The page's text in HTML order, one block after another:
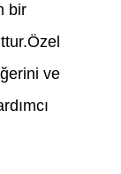
bir
ve